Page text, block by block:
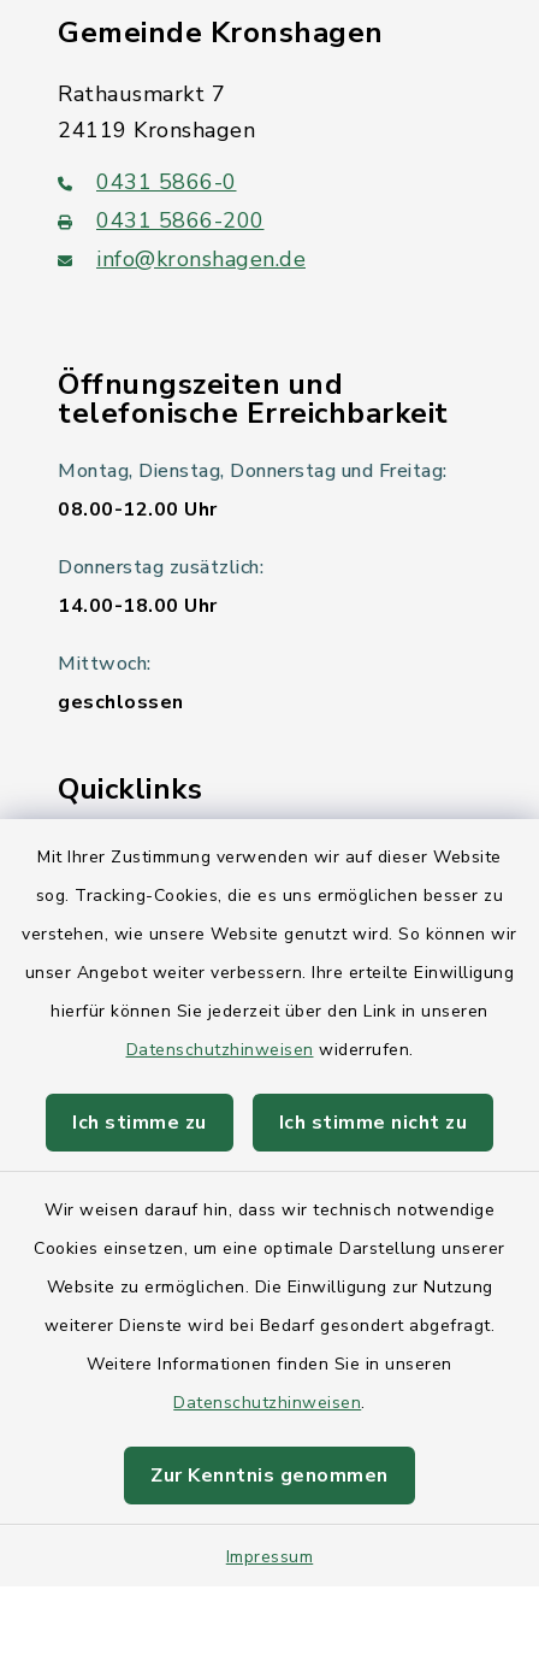
Mit Ihrer Zustimmung verwenden wir auf dieser Website
sog. Tracking-Cookies, die es uns ermöglichen besser zu
verstehen, wie unsere Website genutzt wird. So können wir
unser Angebot weiter verbessern. Ihre erteilte Einwilligung
hierfür können Sie jederzeit über den Link in unseren
Datenschutzhinweisen widerrufen.
Ich stimme zu Ich stimme nicht zu
Wir weisen darauf hin, dass wir technisch notwendige
Cookies einsetzen, um eine optimale Darstellung unserer
Website zu ermöglichen. Die Einwilligung zur Nutzung
weiterer Dienste wird bei Bedarf gesondert abgefragt.
Weitere Informationen finden Sie in unseren
Datenschutzhinweisen.
Zur Kenntnis genommen
Impressum
Gemeinde Kronshagen
Rathausmarkt 7
24119 Kronshagen
0431 5866-0
0431 5866-200
info@kronshagen.de
Öffnungszeiten und
telefonische Erreichbarkeit
Montag, Dienstag, Donnerstag und Freitag:
08.00-12.00 Uhr
Donnerstag zusätzlich:
14.00-18.00 Uhr
Mittwoch:
geschlossen
Quicklinks
Ihre Behördennummer 115
Landesregierung Schleswig-Holstein
AktivRegion Mittelholstein
Anfahrt
Datenschutz
Sitemap
Intranet